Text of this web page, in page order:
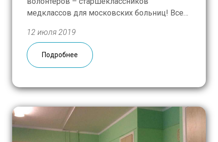
медклассов для московских больниц! Все
Зарегистрируйся по ссылке 2.
Координаторы проекта свяжутся с тобой
чтобы объяснить, как подготовиться к
собеседованию. 3. Приходи на семинар-
12 июля 2019
Подробнее